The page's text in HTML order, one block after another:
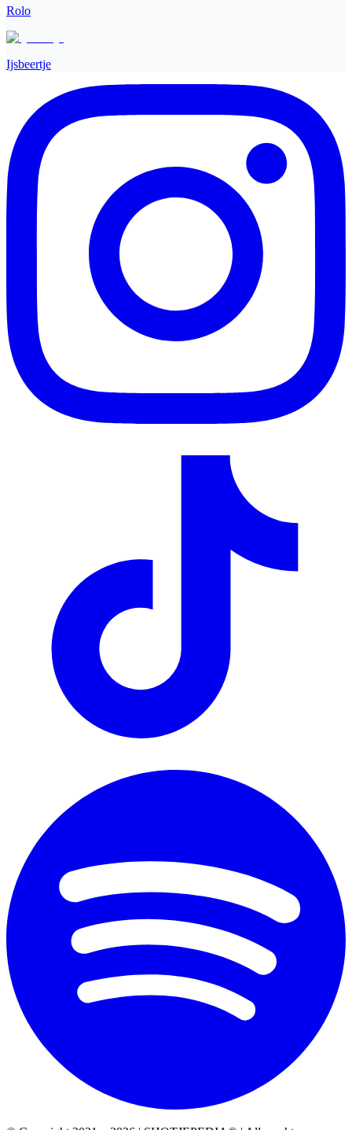
Rolo
Ijsbeertje